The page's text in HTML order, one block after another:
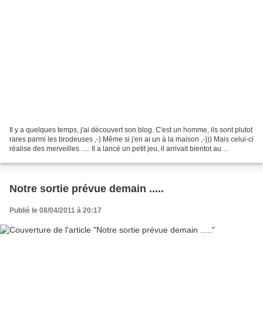
Il y a quelques temps, j'ai découvert son blog. C'est un homme, ils sont plutot
rares parmi les brodeuses ,-) Même si j'en ai un à la maison ,-))) Mais celui-ci
réalise des merveilles ..... Il a lancé un petit jeu, il arrivait bientot au
Notre sortie prévue demain .....
Publié le 08/04/2011 à 20:17